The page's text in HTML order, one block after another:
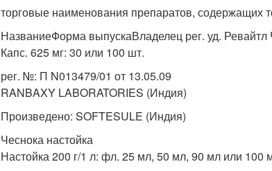
торговые наименования препаратов, содержащих
НазваниеФорма выпускаВладелец рег. уд.
Капс. 625 мг: 30 или 100 шт.
рег. №: П N013479/01 от 13.05.09
RANBAXY LABORATORIES (Индия)
Произведено: SOFTESULE (Индия)
Чеснока настойка
Настойка 200 г/1 л: фл. 25 мл, 50 мл, 90 мл или 100